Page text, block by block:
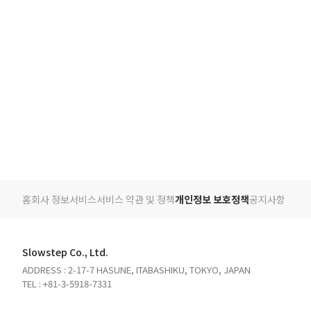
홈회사 정보서비스서비스 약관 및 정책개인정보 보호정책공지사항
Slowstep Co., Ltd.
ADDRESS : 2-17-7 HASUNE, ITABASHIKU, TOKYO, JAPAN
TEL : +81-3-5918-7331